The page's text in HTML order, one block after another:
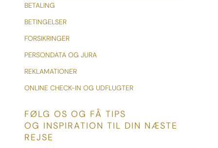
BETALING
BETINGELSER
FORSIKRINGER
PERSONDATA OG JURA
REKLAMATIONER
ONLINE CHECK-IN OG UDFLUGTER
FØLG OS OG FÅ TIPS
OG INSPIRATION TIL DIN NÆSTE
REJSE